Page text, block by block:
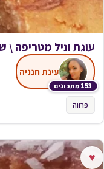
עוגת וניל מטריפה \
153 מתכונים
עינת חנניה
פרווה
♥